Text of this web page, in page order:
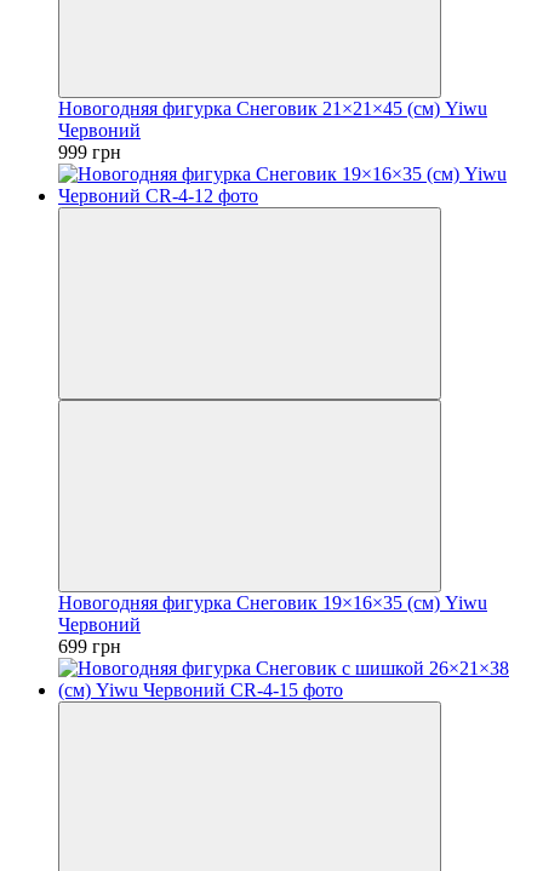
Новогодняя фигурка Снеговик 21×21×45 (см) Yiwu
Червоний
999 грн
Новогодняя фигурка Снеговик 19×16×35 (см) Yiwu
Червоний
699 грн